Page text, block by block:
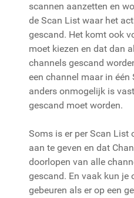
scannen aanzetten en
de Scan List waar het
gescand. Het komt ook
moet kiezen en dat dan
channels gescand
een channel maar in
anders onmogelijk is
gescand moet worden.
Soms is er per Scan List
aan te geven en dat
doorlopen van alle
gescand. En vaak kun je
gebeuren als er op een